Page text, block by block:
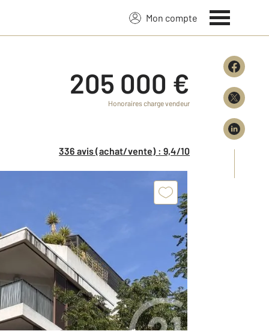
Mon compte
205 000 €
Honoraires charge vendeur
336 avis (achat/vente) : 9,4/10